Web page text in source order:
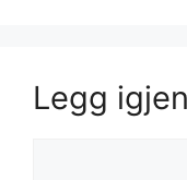
Legg